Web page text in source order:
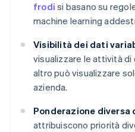
frodi si basano su
machine learning
Visibilità dei dati
visualizzare le attività di
altro può visualizzare
azienda.
Ponderazione diversa
attribuiscono priorità